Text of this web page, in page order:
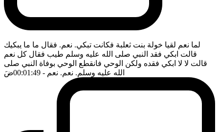
لما نعم لقيا خولة بنت ثعلبة فكانت تبكي. نعم. فقال ما ما يبكيك
قالت ابكي فقد النبي صلى الله عليه وسلم طيب فقال كل نعم
قالت لا لا ابكي فقده ولكن الوحي فانقطع الوحي بوفاة النبي صلى
الله عليه وسلم. نعم. نعم - 00:01:49 ضَ